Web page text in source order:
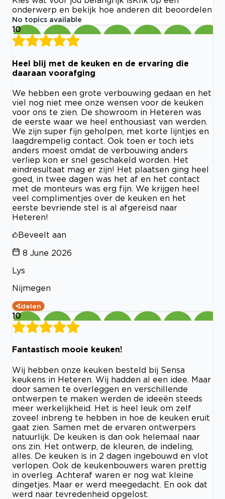
onderwerp en bekijk hoe anderen dit beoordelen
No topics available
10
Heel blij met de keuken en de ervaring die
daaraan voorafging
We hebben een grote verbouwing gedaan en het
viel nog niet mee onze wensen voor de keuken
voor ons te zien. De showroom in Heteren was
de eerste waar we heel enthousiast van werden.
We zijn super fijn geholpen, met korte lijntjes en
laagdrempelig contact. Ook toen er toch iets
anders moest omdat de verbouwing anders
verliep kon er snel geschakeld worden. Het
eindresultaat mag er zijn! Het plaatsen ging heel
goed, in twee dagen was het af en het contact
met de monteurs was erg fijn. We krijgen heel
veel complimentjes over de keuken en het
eerste bevriende stel is al afgereisd naar
Heteren!
Beveelt aan
8 June 2026
Lys
Nijmegen
delen
10
Fantastisch mooie keuken!
Wij hebben onze keuken besteld bij Sensa
keukens in Heteren. Wij hadden al een idee. Maar
door samen te overleggen en verschillende
ontwerpen te maken werden de ideeën steeds
meer werkelijkheid. Het is heel leuk om zelf
zoveel inbreng te hebben in hoe de keuken eruit
gaat zien. Samen met de ervaren ontwerpers
natuurlijk. De keuken is dan ook helemaal naar
ons zin. Het ontwerp, de kleuren, de indeling,
alles. De keuken is in 2 dagen ingebouwd en vlot
verlopen. Ook de keukenbouwers waren prettig
in overleg. Achteraf waren er nog wat kleine
dingetjes. Maar er werd meegedacht. En ook dat
werd naar tevredenheid opgelost.